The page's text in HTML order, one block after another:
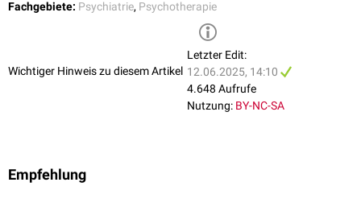
Fachgebiete: Psychiatrie, Psychotherapie
Wichtiger Hinweis zu diesem Artikel
Letzter Edit:
12.06.2025, 14:10
4.648 Aufrufe
Nutzung: BY-NC-SA
Empfehlung